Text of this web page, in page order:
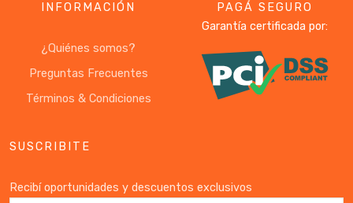
INFORMACIÓN
¿Quiénes somos?
Preguntas Frecuentes
Términos & Condiciones
PAGÁ SEGURO
Garantía certificada por:
SUSCRIBITE
Recibí oportunidades y descuentos exclusivos